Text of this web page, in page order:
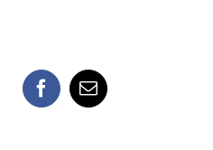
FacebookEmail: